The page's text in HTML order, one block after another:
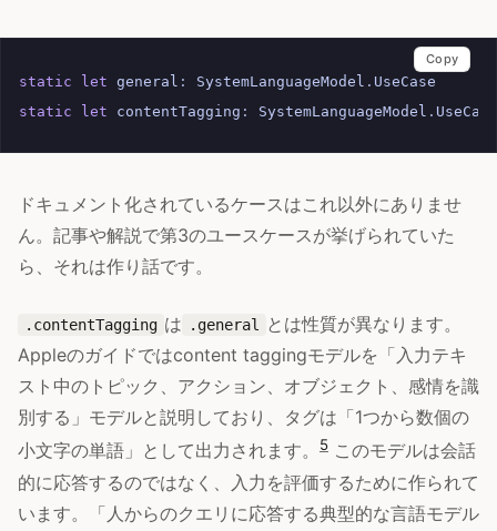
static let general : SystemLanguageModel . UseCase
static
let contentTagging : SystemLanguageModel . UseCase
Copy
ドキュメント化されているケースはこれ以外にありませ
ん。記事や解説で第3のユースケースが挙げられていた
ら、それは作り話です。
.contentTagging は .general
とは性質が異なります。
Appleのガイドではcontent taggingモデルを「入力テキ
スト中のトピック、アクション、オブジェクト、感情を識
別する」モデルと説明しており、タグは「1つから数個の
小文字の単語」として出力されます。
5 このモデルは会話
的に応答するのではなく、入力を評価するために作られて
います。「人からのクエリに応答する典型的な言語モデル